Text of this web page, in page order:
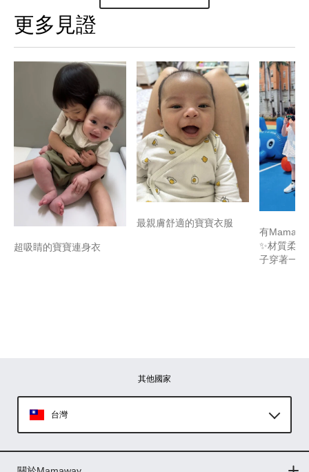
更多見證
超吸睛的寶寶連身衣
最親膚舒適的寶寶衣服
有
✨材質柔
子穿著一
其他國家
台灣